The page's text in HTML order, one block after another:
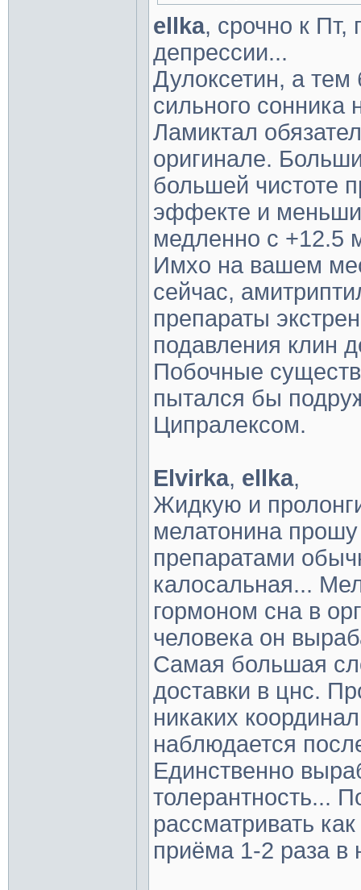
ellka, срочно к Пт,
депрессии...
Дулоксетин, а
сильного сонника
Ламиктал
оригинале.
большей чистоте
эффекте и
медленно с +12.5
Имхо на вашем
сейчас,
препараты
подавления клин
Побочные
пытался бы
Ципралексом.
Elvirka, ellka,
Жидкую и
мелатонина
препаратами
калосальная...
гормоном сна в
человека он
Самая большая
доставки в цнс.
никаких
наблюдается
Единственно
толерантность...
рассматривать
приёма 1-2 раза в